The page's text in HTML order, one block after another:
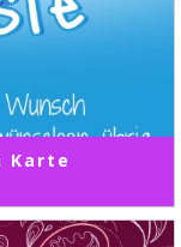
Karte